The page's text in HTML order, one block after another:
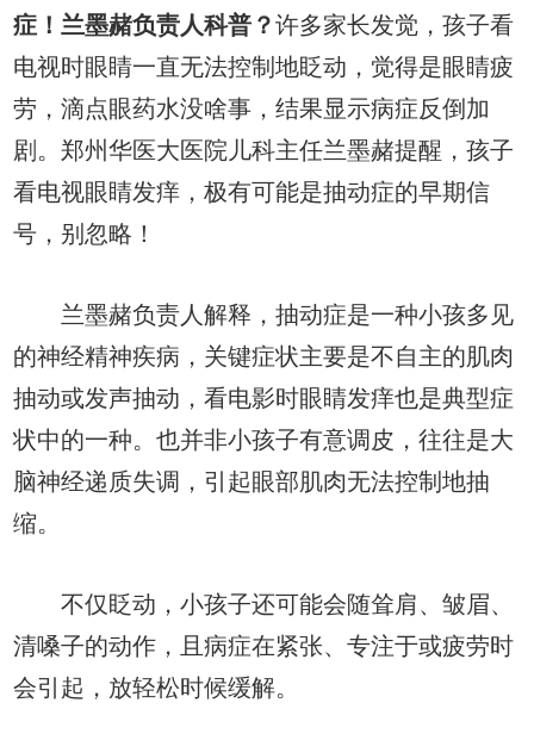
症！兰墨赭负责人科普？许多家长发觉，孩子看
电视时眼睛一直无法控制地眨动，觉得是眼睛疲
劳，滴点眼药水没啥事，结果显示病症反倒加
剧。郑州华医大医院儿科主任兰墨赭提醒，孩子
看电视眼睛发痒，极有可能是抽动症的早期信
号，别忽略！
兰墨赭负责人解释，抽动症是一种小孩多见
的神经精神疾病，关键症状主要是不自主的肌肉
抽动或发声抽动，看电影时眼睛发痒也是典型症
状中的一种。也并非小孩子有意调皮，往往是大
脑神经递质失调，引起眼部肌肉无法控制地抽
缩。
不仅眨动，小孩子还可能会随耸肩、皱眉、
清嗓子的动作，且病症在紧张、专注于或疲劳时
会引起，放轻松时候缓解。